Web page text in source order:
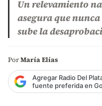
Un relevamiento
asegura que
sube la
PorMaría Elías
Agregar Radio Del
fuente preferida en